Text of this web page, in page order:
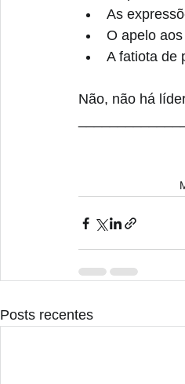
As
O apelo
A fatiota de
Não, não há
Posts recentes